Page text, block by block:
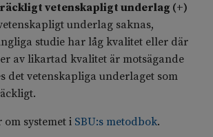
vetenskapligt underlag (+)
underlag saknas,
studie har låg kvalitet eller där
av likartad kvalitet är motsägande
det vetenskapliga underlaget som
om systemet i SBU:s metodbok.